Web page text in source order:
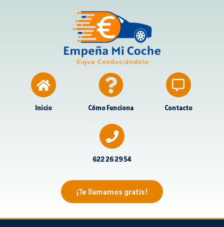
Inicio Cómo Funciona Contacto
622 26 29 54
¡Te llamamos gratis!